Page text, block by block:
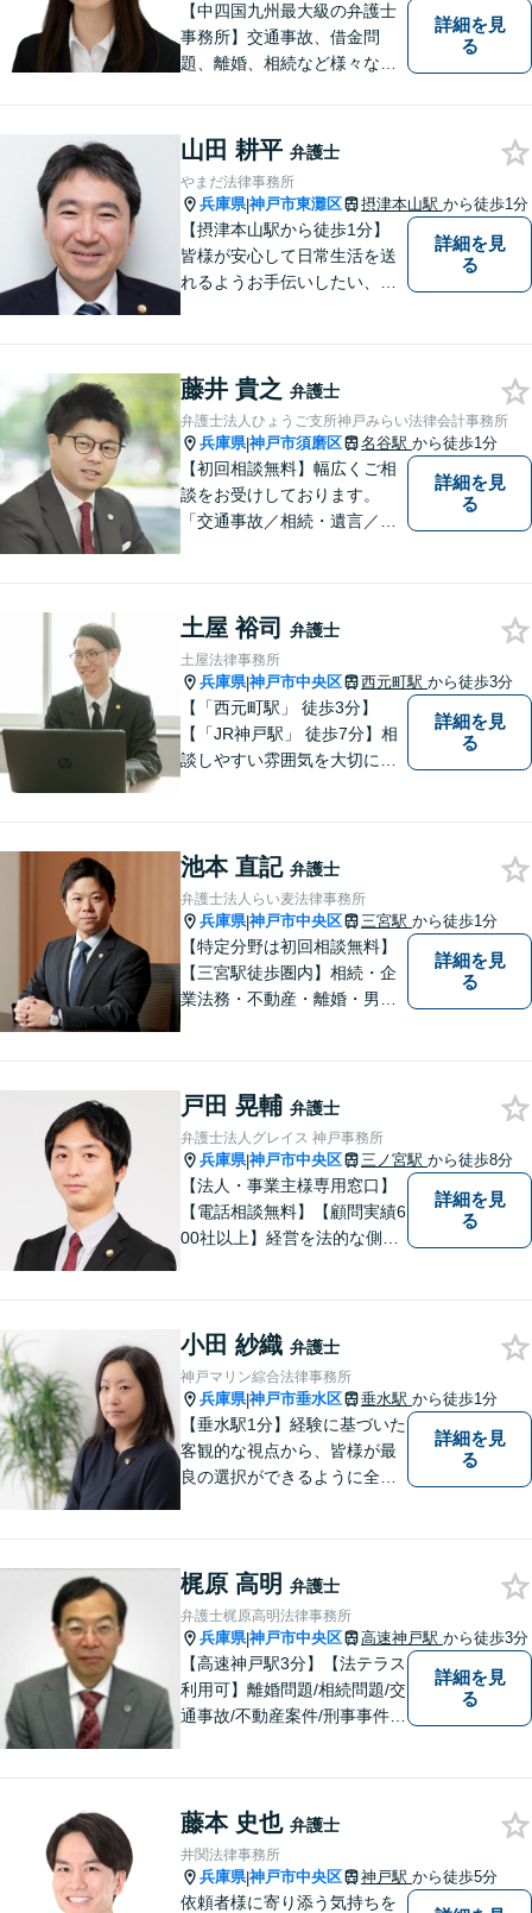
【中四国九州最大級の弁護士
事務所】交通事故、借金問
題、離婚、相続など様々な問
まずはお気軽にご相談くださ
い！
詳細を見
る
山田 耕平 弁護士
やまだ法律事務所
兵庫県|神戸市東灘区 摂津本山駅 から徒歩1分
【摂津本山駅から徒歩1分】
皆様が安心して日常生活を送
れるようお手伝いしたい、皆
たら、お気軽にご相談くださ
い。
詳細を見
る
藤井 貴之 弁護士
弁護士法人ひょうご支所神戸みらい法律会計事務所
兵庫県|神戸市須磨区 名谷駅 から徒歩1分
【初回相談無料】幅広くご相
談をお受けしております。
「交通事故／相続・遺言／離
い。公認会計士試験合格者。
【夜間・休日相談可能（要予
約）】【弁護士歴10年以上】
詳細を見
る
土屋 裕司 弁護士
土屋法律事務所
兵庫県|神戸市中央区 西元町駅 から徒歩3分
【「西元町駅」 徒歩3分】
【「JR神戸駅」 徒歩7分】相
談しやすい雰囲気を大切に
丁寧にお聞きし、最適な解決
策を迅速に提供することをお
約束します。【法テラス利用
可】
詳細を見
る
池本 直記 弁護士
弁護士法人らい麦法律事務所
兵庫県|神戸市中央区 三宮駅 から徒歩1分
【特定分野は初回相談無料】
【三宮駅徒歩圏内】相続・企
業法務・不動産・離婚・男女
い、誠実に対応します。お困
りの際はぜひご相談くださ
い。【休日夜間ご相談可】
詳細を見
る
戸田 晃輔 弁護士
弁護士法人グレイス 神戸事務所
兵庫県|神戸市中央区 三ノ宮駅 から徒歩8分
【法人・事業主様専用窓口】
【電話相談無料】【顧問実績6
00社以上】経営を法的な側面
作成／リーガルチェック／債
権回収などもご相談ください
【オンライン面談可】【初回
相談無料】
詳細を見
る
小田 紗織 弁護士
神戸マリン綜合法律事務所
兵庫県|神戸市垂水区 垂水駅 から徒歩1分
【垂水駅1分】経験に基づいた
客観的な視点から、皆様が最
良の選択ができるように全力
は数多くあります。 小さな悩
み事が大きなトラブルや事件
になってしまう前に、ご相談
ください。
詳細を見
る
梶原 高明 弁護士
弁護士梶原高明法律事務所
兵庫県|神戸市中央区 高速神戸駅 から徒歩3分
【高速神戸駅3分】【法テラス
利用可】離婚問題/相続問題/交
通事故/不動産案件/刑事事件な
扱っております。依頼者様の
ご事情から考えうる最良のル
ートを選びます。【子連れ相
談可】
詳細を見
る
藤本 史也 弁護士
井関法律事務所
兵庫県|神戸市中央区 神戸駅 から徒歩5分
依頼者様に寄り添う気持ちを